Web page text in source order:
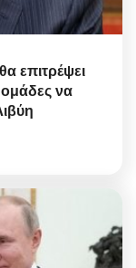
επιτρέψει
ομάδες να